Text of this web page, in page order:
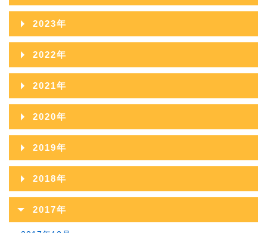
2026年06月
2026年05月
2026年04月
2026年03月
2026年02月
2026年01月
2025年11月
2025年10月
2025年09月
2025年08月
2025年07月
2025年06月
2025年05月
2025年03月
2024年12月
2024年11月
2024年10月
2024年09月
2024年08月
2024年07月
2024年06月
2024年05月
2023年
2023年12月
2023年11月
2023年10月
2023年09月
2023年08月
2023年07月
2023年06月
2023年05月
2022年
2022年12月
2022年11月
2022年10月
2022年09月
2022年08月
2022年07月
2022年06月
2021年
2021年12月
2021年11月
2021年10月
2021年09月
2021年08月
2020年
2020年12月
2020年11月
2020年10月
2020年09月
2019年
2019年12月
2019年11月
2019年10月
2018年
2018年12月
2017年